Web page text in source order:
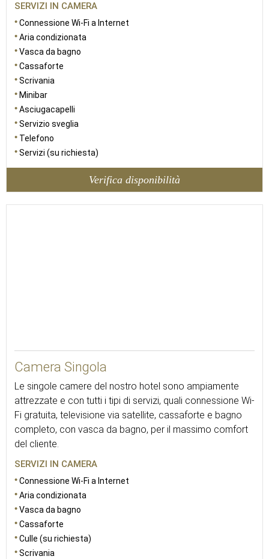
SERVIZI IN CAMERA
Connessione Wi-Fi a Internet
Aria condizionata
Vasca da bagno
Cassaforte
Scrivania
Minibar
Asciugacapelli
Servizio sveglia
Telefono
Servizi (su richiesta)
Verifica disponibilità
Camera Singola
Le singole camere del nostro hotel sono ampiamente
attrezzate e con tutti i tipi di servizi, quali connessione Wi-
Fi gratuita, televisione via satellite, cassaforte e bagno
completo, con vasca da bagno, per il massimo comfort
del cliente.
SERVIZI IN CAMERA
Connessione Wi-Fi a Internet
Aria condizionata
Vasca da bagno
Cassaforte
Culle (su richiesta)
Scrivania